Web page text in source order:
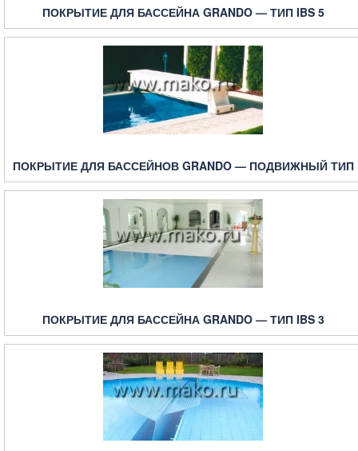
ПОКРЫТИЕ ДЛЯ БАССЕЙНА GRANDO — ТИП IBS 5
ПОКРЫТИЕ ДЛЯ БАССЕЙНОВ GRANDO — ПОДВИЖНЫЙ ТИП
ПОКРЫТИЕ ДЛЯ БАССЕЙНА GRANDO — ТИП IBS 3